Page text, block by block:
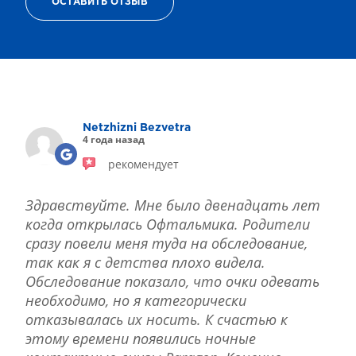
ТЕРАПИЯ САХАРНОГО ДИАБЕТА
ДЕТСКАЯ ОФТАЛЬМОЛОГИЯ
ЛЕЧЕНИЕ ЗАБОЛЕВАНИЙ СЕТЧАТКИ
ЭСТЕТИЧЕСКАЯ ХИРУРГИЯ
ОСТАВИТЬ ОТЗЫВ
Netzhizni Bezvetra
4 года назад
рекомендует
Здравствуйте. Мне было двенадцать лет
когда открылась Офтальмика. Родители
сразу повели меня туда на обследование,
так как я с детства плохо видела.
Обследование показало, что очки одевать
необходимо, но я категорически
отказывалась их носить. К счастью к
этому времени появились ночные